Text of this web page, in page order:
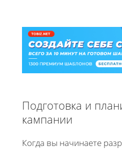
Подготовка и
кампании
Когда вы начинаете